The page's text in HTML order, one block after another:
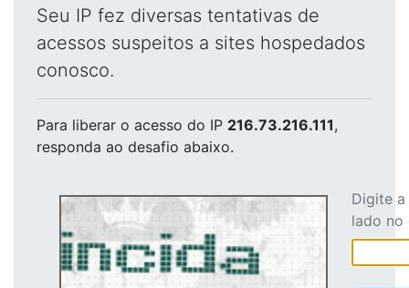
Seu IP fez diversas tentativas de
acessos suspeitos a sites hospedados
conosco.
Para liberar o acesso do IP 216.73.216.111,
responda ao desafio abaixo.
Digite
lado no